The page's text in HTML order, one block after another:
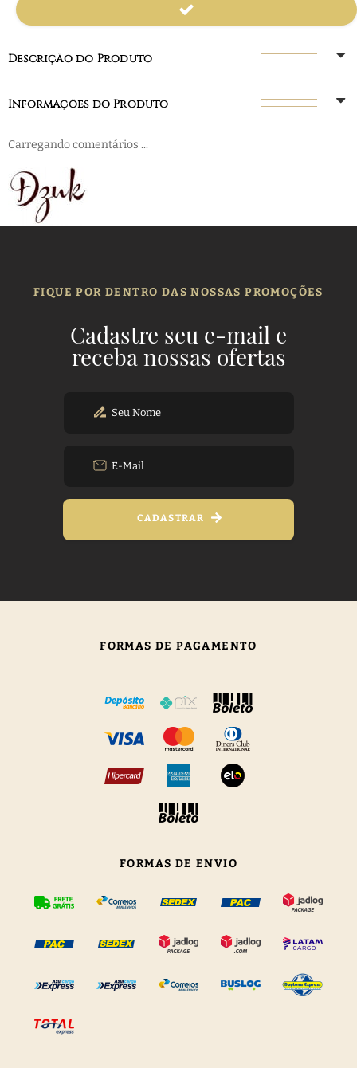
Descrição do Produto
Informações do Produto
Carregando comentários ...
FIQUE POR DENTRO DAS NOSSAS PROMOÇÕES
Cadastre seu e-mail e
receba nossas ofertas
CADASTRAR
FORMAS DE PAGAMENTO
FORMAS DE ENVIO